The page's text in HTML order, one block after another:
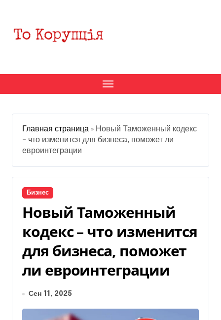
содержанию
Главная страница » Новый Таможенный кодекс
– что изменится для бизнеса, поможет ли
евроинтеграции
Бизнес
Новый Таможенный
кодекс – что изменится
для бизнеса, поможет
ли евроинтеграции
Сен 11, 2025